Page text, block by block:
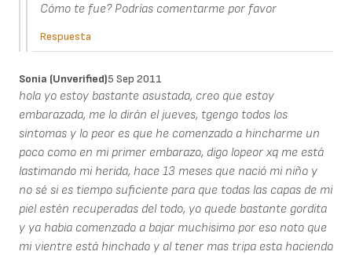
Cómo te fue? Podrías comentarme por favor
Respuesta
Sonia (unverified)5 Sep 2011
hola yo estoy bastante asustada, creo que estoy
embarazada, me lo dirán el jueves, tgengo todos los
sintomas y lo peor es que he comenzado a hincharme un
poco como en mi primer embarazo, digo lopeor xq me está
lastimando mi herida, hace 13 meses que nació mi niño y
no sé si es tiempo suficiente para que todas las capas de mi
piel estén recuperadas del todo, yo quede bastante gordita
y ya habia comenzado a bajar muchisimo por eso noto que
mi vientre está hinchado y al tener mas tripa esta haciendo